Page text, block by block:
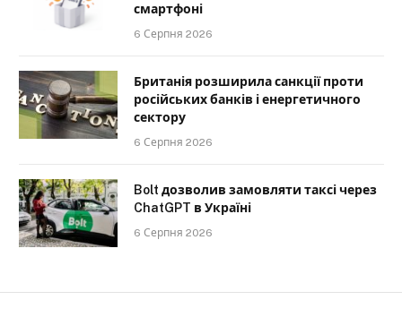
смартфоні
6 Серпня 2026
Британія розширила санкції проти
російських банків і енергетичного
сектору
6 Серпня 2026
Bolt дозволив замовляти таксі через
ChatGPT в Україні
6 Серпня 2026